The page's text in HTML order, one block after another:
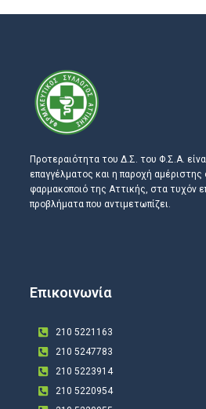
Προτεραιότητα του Δ.Σ. του Φ.Σ.Α.
επαγγέλματος και η παροχή
φαρμακοποιό της Αττικής, στα τυχόν
προβλήματα που αντιμετωπίζει.
Επικοινωνία
210 5221163
210 5247783
210 5223914
210 5220954